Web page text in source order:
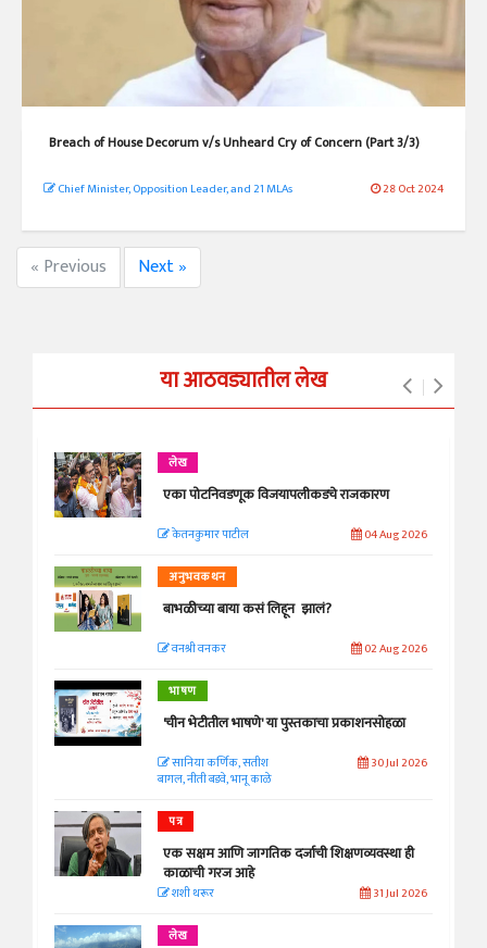
Breach of House Decorum v/s Unheard Cry of Concern (Part 3/3)
Chief Minister, Opposition Leader, and 21 MLAs 28 Oct 2024
« Previous Next »
या आठवड्यातील लेख
लेख
एका पोटनिवडणूक विजयापलीकडचे राजकारण
केतनकुमार पाटील 04 Aug 2026
अनुभवकथन
बाभळीच्या बाया कसं लिहून झालं?
वनश्री वनकर 02 Aug 2026
भाषण
'चीन भेटीतील भाषणे' या पुस्तकाचा प्रकाशनसोहळा
सानिया कर्णिक, सतीश
बागल, नीती बडवे, भानू काळे
30 Jul 2026
पत्र
एक सक्षम आणि जागतिक दर्जाची शिक्षणव्यवस्था ही
काळाची गरज आहे
शशी थरूर 31 Jul 2026
लेख